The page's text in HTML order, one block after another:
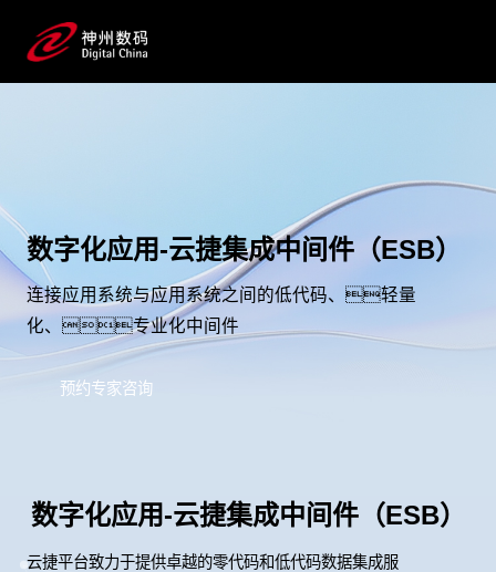
数字化应用-云捷集成中间件（ESB）
连接应用系统与应用系统之间的低代码、轻量
化、专业化中间件
预约专家咨询
数字化应用-云捷集成中间件（ESB）
云捷平台致力于提供卓越的零代码和低代码数据集成服